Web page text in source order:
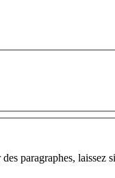
des paragraphes, laissez